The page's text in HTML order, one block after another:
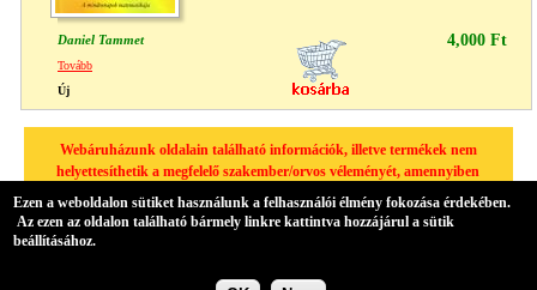
Daniel Tammet 4,000 Ft
Tovább
Új
Webáruházunk oldalain található információk, illetve termékek nem
helyettesíthetik a megfelelő szakember/orvos véleményét, amennyiben
háziorvosához.
Ezen a weboldalon sütiket használunk a felhasználói élmény fokozása érdekében.
Az ezen az oldalon található bármely linkre kattintva hozzájárul a sütik
beállításához.